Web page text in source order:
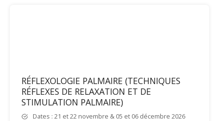
RÉFLEXOLOGIE PALMAIRE (TECHNIQUES
RÉFLEXES DE RELAXATION ET DE
STIMULATION PALMAIRE)
Dates : 21 et 22 novembre & 05 et 06 décembre 2026